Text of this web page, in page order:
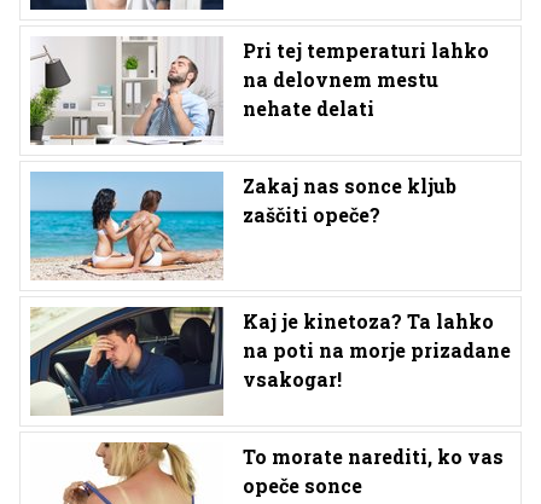
Pri tej temperaturi lahko
na delovnem mestu
nehate delati
Zakaj nas sonce kljub
zaščiti opeče?
Kaj je kinetoza? Ta lahko
na poti na morje prizadane
vsakogar!
To morate narediti, ko vas
opeče sonce